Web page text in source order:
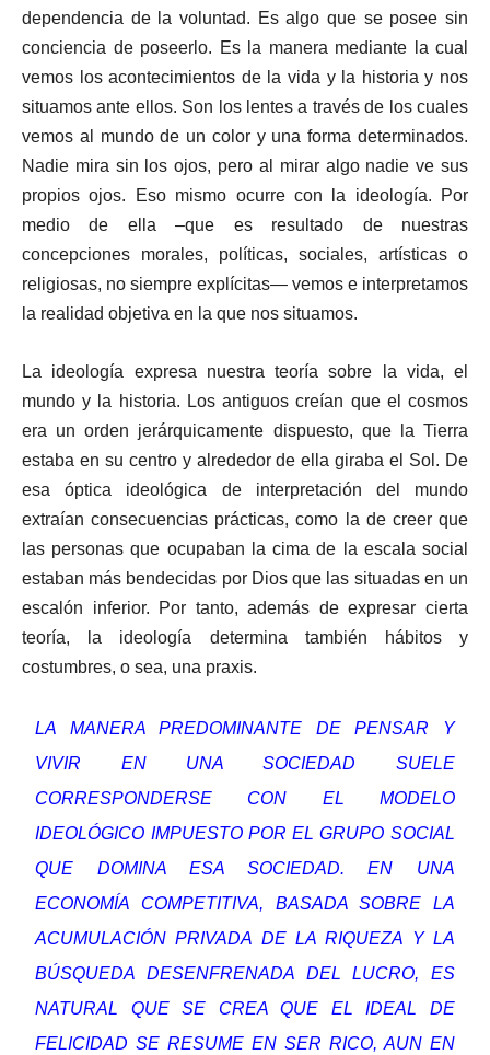
dependencia de la voluntad. Es algo que se posee sin
conciencia de poseerlo. Es la manera mediante la cual
vemos los acontecimientos de la vida y la historia y nos
situamos ante ellos. Son los lentes a través de los cuales
vemos al mundo de un color y una forma determinados.
Nadie mira sin los ojos, pero al mirar algo nadie ve sus
propios ojos. Eso mismo ocurre con la ideología. Por
medio de ella –que es resultado de nuestras
concepciones morales, políticas, sociales, artísticas o
religiosas, no siempre explícitas— vemos e interpretamos
la realidad objetiva en la que nos situamos.
La ideología expresa nuestra teoría sobre la vida, el
mundo y la historia. Los antiguos creían que el cosmos
era un orden jerárquicamente dispuesto, que la Tierra
estaba en su centro y alrededor de ella giraba el Sol. De
esa óptica ideológica de interpretación del mundo
extraían consecuencias prácticas, como la de creer que
las personas que ocupaban la cima de la escala social
estaban más bendecidas por Dios que las situadas en un
escalón inferior. Por tanto, además de expresar cierta
teoría, la ideología determina también hábitos y
costumbres, o sea, una praxis.
LA MANERA PREDOMINANTE DE PENSAR Y
VIVIR EN UNA SOCIEDAD SUELE
CORRESPONDERSE CON EL MODELO
IDEOLÓGICO IMPUESTO POR EL GRUPO SOCIAL
QUE DOMINA ESA SOCIEDAD. EN UNA
ECONOMÍA COMPETITIVA, BASADA SOBRE LA
ACUMULACIÓN PRIVADA DE LA RIQUEZA Y LA
BÚSQUEDA DESENFRENADA DEL LUCRO, ES
NATURAL QUE SE CREA QUE EL IDEAL DE
FELICIDAD SE RESUME EN SER RICO, AUN EN